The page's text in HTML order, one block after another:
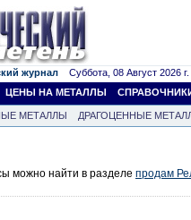
журнал Суббота, 08 Август 2026 г.
ЦЕНЫ НА МЕТАЛЛЫ
МЕТАЛЛЫ
ДРАГОЦЕННЫЕ
можно найти в разделе продам